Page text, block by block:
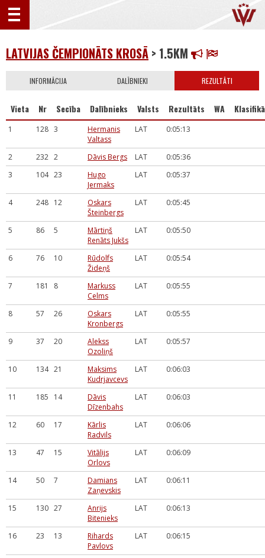
LATVIJAS ČEMPIONĀTS KROSĀ > 1.5KM
INFORMĀCIJA DALĪBNIEKI REZULTĀTI
Vieta Nr Secība Dalībnieks Valsts Rezultāts WA
1 128 3
Hermanis
Valtass
LAT 0:05:13
2 232 2 Dāvis Bergs LAT
0:05:36
3
104 23
Hugo
Jermaks
LAT 0:05:37
4 248 12
Oskars
Šteinbergs
LAT 0:05:45
5 86 5
Mārtiņš
Renāts Jukšs
LAT 0:05:50
6 76 10
Rūdolfs
Žideņš
LAT 0:05:54
7 181 8
Markuss
Celms
LAT 0:05:55
8 57 26
Oskars
Kronbergs
LAT 0:05:55
9 37 20
Alekss
Ozoliņš
LAT 0:05:57
10 134 21
Maksims
Kudrjavcevs
LAT 0:06:03
11 185 14
Dāvis
Dīzenbahs
LAT 0:06:03
12 60 17
Kārlis
Radvils
LAT 0:06:06
13 47 15
Vitālijs
Orlovs
LAT 0:06:09
14 50 7
Damians
Zaņevskis
LAT 0:06:11
15 130 27
Anrijs
Bitenieks
LAT 0:06:13
16 23 13
Rihards
Pavlovs
LAT 0:06:15